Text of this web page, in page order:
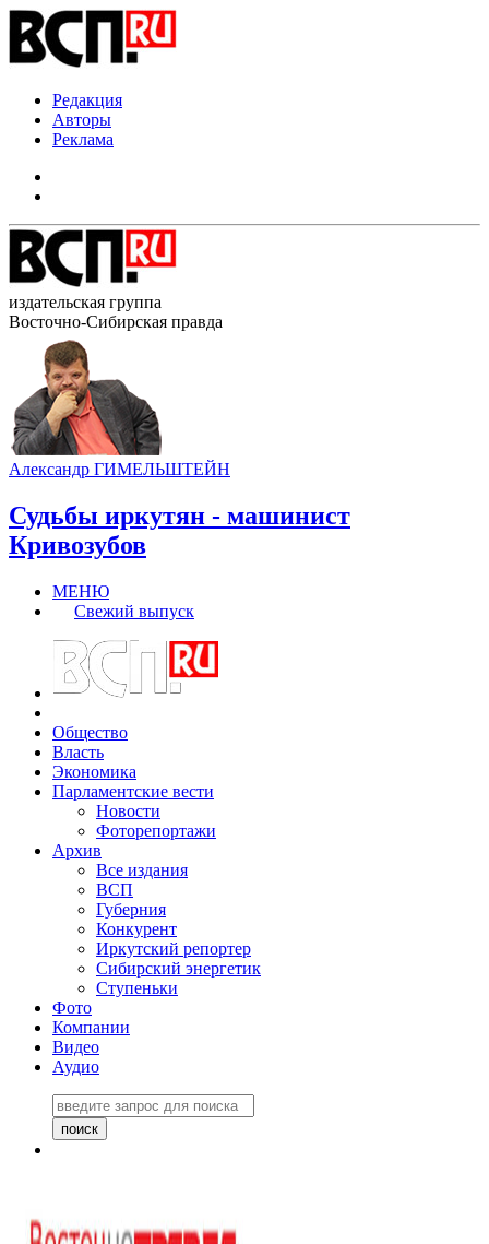
Редакция
Авторы
Реклама
издательская группа
Восточно-Сибирская правда
Александр ГИМЕЛЬШТЕЙН
Судьбы иркутян - машинист
Кривозубов
МЕНЮ
Свежий выпуск
Общество
Власть
Экономика
Парламентские вести
Новости
Фоторепортажи
Архив
Все издания
ВСП
Губерния
Конкурент
Иркутский репортер
Сибирский энергетик
Ступеньки
Фото
Компании
Видео
Аудио